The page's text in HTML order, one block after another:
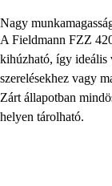
Nagy
A Fieldmann FZZ
kihúzható, így ideális
szerelésekhez vagy
Zárt állapotban
helyen tárolható.